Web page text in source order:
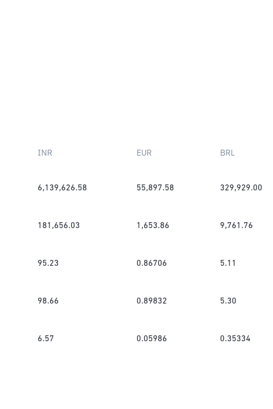
INR EUR BRL
6,139,626.58 55,897.58 329,929.00
181,656.03 1,653.86 9,761.76
95.23 0.86706 5.11
98.66 0.89832 5.30
6.57 0.05986 0.35334